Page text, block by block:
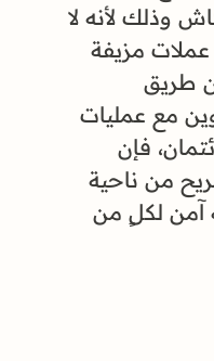
وذلك لأنه لا
مزيفة
طريق
مع عمليات
فإن
من ناحية
آمن لكلٍ من